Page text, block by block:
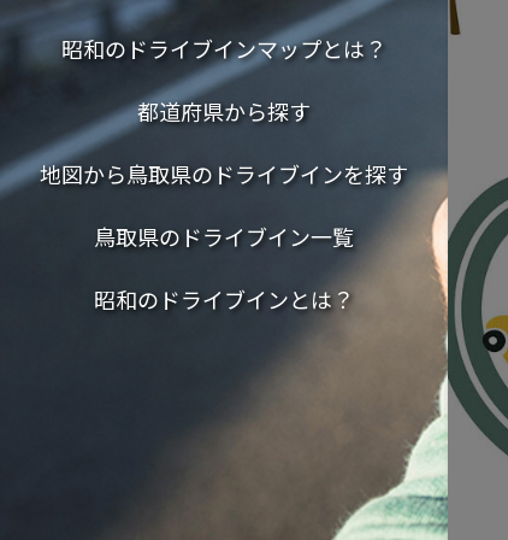
昭和のドライブインマップとは？
都道府県から探す
地図から鳥取県のドライブインを探す
鳥取県のドライブイン一覧
昭和のドライブインとは？